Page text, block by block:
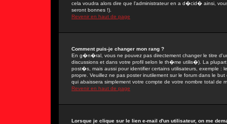
cela voudra alors dire que l'administrateur en a d�cid� ainsi,
seront bonnes !).
Revenir en haut de page
Comment puis-je changer mon rang ?
En g�n�ral, vous ne pouvez pas directement changer le titre
discussions et dans votre profil selon le th�me utilis�). La
post�s, mais aussi pour identifier certains utilisateurs, exemple
propre. Veuillez ne pas poster inutilement sur le forum dans le
qui abaissera simplement votre compte de votre nombre total de
Revenir en haut de page
Lorsque je clique sur le lien e-mail d'un utilisateur, on me